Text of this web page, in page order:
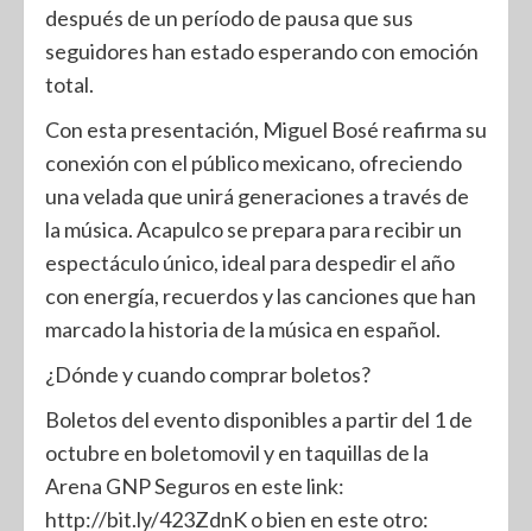
después de un período de pausa que sus
seguidores han estado esperando con emoción
total.
Con esta presentación, Miguel Bosé reafirma su
conexión con el público mexicano, ofreciendo
una velada que unirá generaciones a través de
la música. Acapulco se prepara para recibir un
espectáculo único, ideal para despedir el año
con energía, recuerdos y las canciones que han
marcado la historia de la música en español.
¿Dónde y cuando comprar boletos?
Boletos del evento disponibles a partir del 1 de
octubre en boletomovil y en taquillas de la
Arena GNP Seguros en este link:
http://bit.ly/423ZdnK o bien en este otro: